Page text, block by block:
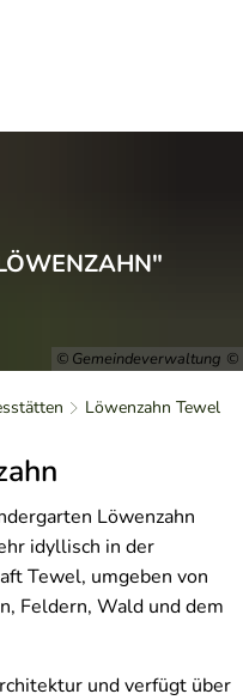
© Gemeindeverwaltung
Löwenzahn Tewel
Löwenzahn
idyllisch in der
Tewel, umgeben von
Feldern, Wald und dem
und verfügt über